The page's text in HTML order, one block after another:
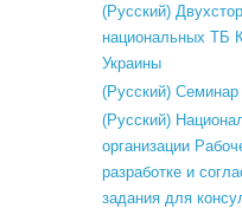
(Русский)
национальных ТБ
Украины
(Русский) Семинар
(Русский)
организации
разработке и
задания для